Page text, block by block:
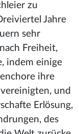
zu
Jahre
sehr
Freiheit,
indem einige
ihre
und
Erlösung,
des